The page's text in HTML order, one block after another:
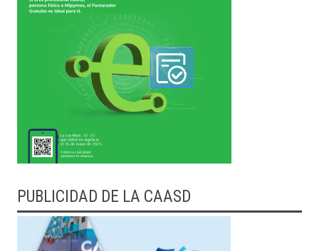
PUBLICIDAD DE LA CAASD